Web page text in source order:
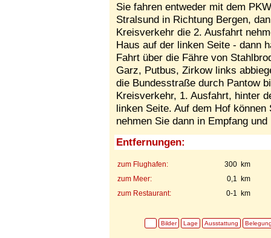
Sie fahren entweder mit dem
Stralsund in Richtung Bergen,
Kreisverkehr die 2. Ausfahrt
Haus auf der linken Seite - dann
Fahrt über die Fähre von
Garz, Putbus, Zirkow links
die Bundesstraße durch Pantow
Kreisverkehr, 1. Ausfahrt, hinter
linken Seite. Auf dem Hof
nehmen Sie dann in Empfang
Entfernungen:
300 km
zum Flughafen:
0,1 km
zum Meer:
0-1 km
zum Restaurant:
Bilder Lage Ausstattung